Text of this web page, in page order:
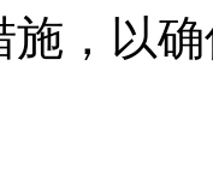
施，以